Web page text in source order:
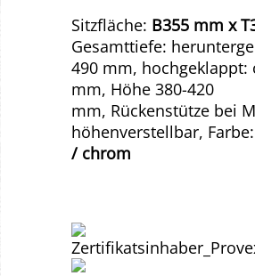
Sitzfläche: B355 mm x
Gesamttiefe:
490 mm, hochgeklappt:
mm, Höhe 380-420
mm, Rückenstütze bei
höhenverstellbar, Farbe:
/ chrom